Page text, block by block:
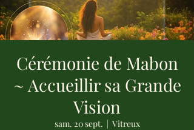
Cérémonie de Mabon
~ Accueillir sa Grande
Vision
sam. 20 sept.
  |
Vitreux